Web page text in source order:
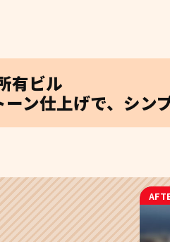
有ビル
ーン仕上げで、シ